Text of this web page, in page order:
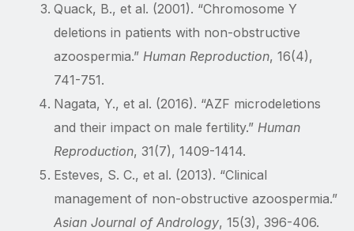
Quack, B., et al. (2001). “Chromosome Y
deletions in patients with non-obstructive
azoospermia.” Human Reproduction, 16(4),
741-751.
Nagata, Y., et al. (2016). “AZF microdeletions
and their impact on male fertility.” Human
Reproduction, 31(7), 1409-1414.
Esteves, S. C., et al. (2013). “Clinical
management of non-obstructive azoospermia.”
Asian Journal of Andrology, 15(3), 396-406.